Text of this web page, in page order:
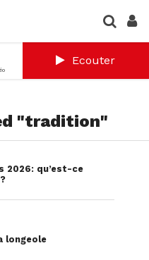
Ecouter
"tradition"
2026: qu’est-ce
longeole